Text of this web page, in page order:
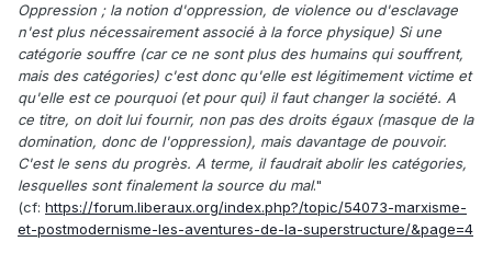
Oppression ; la notion d'oppression, de violence ou d'esclavage
n'est plus nécessairement associé à la force physique) Si une
catégorie souffre (car ce ne sont plus des humains qui souffrent,
mais des catégories) c'est donc qu'elle est légitimement victime et
qu'elle est ce pourquoi (et pour qui) il faut changer la société. A
ce titre, on doit lui fournir, non pas des droits égaux (masque de la
domination, donc de l'oppression), mais davantage de pouvoir.
C'est le sens du progrès. A terme, il faudrait abolir les catégories,
lesquelles sont finalement la source du mal."
(cf: https://forum.liberaux.org/index.php?/topic/54073-marxisme-
et-postmodernisme-les-aventures-de-la-superstructure/&page=4